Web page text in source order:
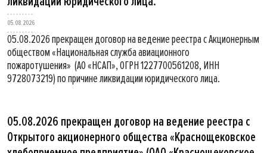
05.08.2026
05.08.2026 прекращен договор на ведение реестра с Акционерным
обществом «Национальная служба авиационного
пожаротушения» (АО «НСАП», ОГРН 1227700561208, ИНН
9728073219) по причине ликвидации юридического лица.
05.08.2026 прекращен договор на ведение реестра с
Открытого акционерного общества «Краснощековское